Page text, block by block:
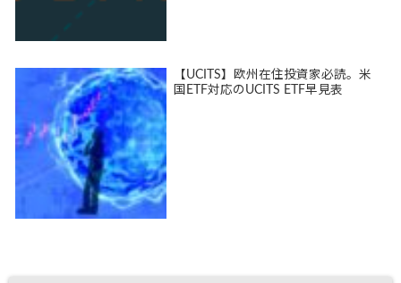
【UCITS】欧州在住投資家必読。米
国ETF対応のUCITS ETF早見表